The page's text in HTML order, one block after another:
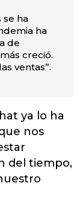
se ha
ha
de
creció.
ventas”.
ya lo ha
nos
del tiempo,